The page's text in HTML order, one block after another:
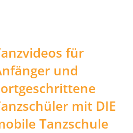
für
und
mit DIE
Tanzschule